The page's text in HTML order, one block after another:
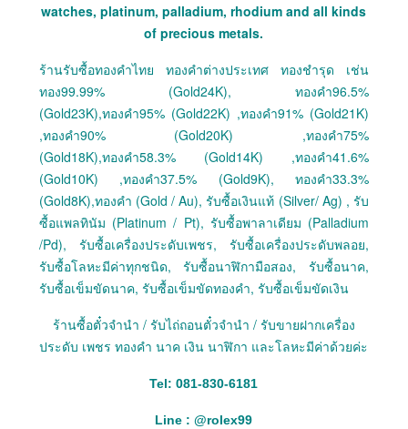
watches, platinum, palladium, rhodium and all kinds
of precious metals.
ร้านรับซื้อทองคำไทย ทองคำต่างประเทศ ทองชำรุด เช่น
ทอง99.99% (Gold24K), ทองคำ96.5%
(Gold23K),ทองคำ95% (Gold22K) ,ทองคำ91% (Gold21K)
,ทองคำ90% (Gold20K) ,ทองคำ75%
(Gold18K),ทองคำ58.3% (Gold14K) ,ทองคำ41.6%
(Gold10K) ,ทองคำ37.5% (Gold9K), ทองคำ33.3%
(Gold8K),ทองคำ (Gold / Au), รับซื้อเงินแท้ (Silver/ Ag) , รับ
ซื้อแพลทินัม (Platinum / Pt), รับซื้อพาลาเดียม (Palladium
/Pd), รับซื้อเครื่องประดับเพชร, รับซื้อเครื่องประดับพลอย,
รับซื้อโลหะมีค่าทุกชนิด, รับซื้อนาฬิกามือสอง, รับซื้อนาค,
รับซื้อเข็มขัดนาค, รับซื้อเข็มขัดทองคำ, รับซื้อเข็มขัดเงิน
ร้านซื้อตั๋วจำนำ / รับไถ่ถอนตั๋วจำนำ / รับขายฝากเครื่อง
ประดับ เพชร ทองคำ นาค เงิน นาฬิกา และโลหะมีค่าด้วยค่ะ
Tel: 081-830-6181
Line : @rolex99